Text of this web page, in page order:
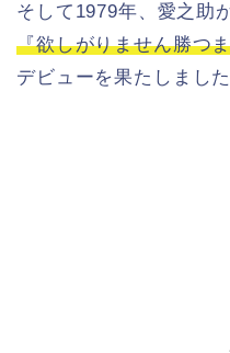
そして1979年、愛之助
『欲しがりません勝つ
デビューを果たしました